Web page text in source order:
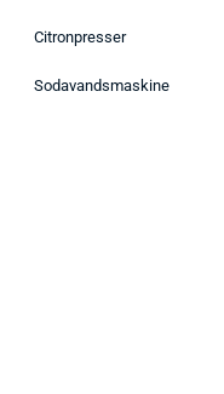
Citronpresser
Sodavandsmaskine